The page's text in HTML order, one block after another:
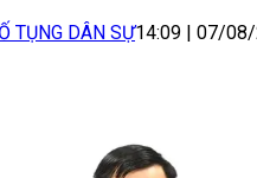
TỤNG DÂN SỰ14:09 07/08/